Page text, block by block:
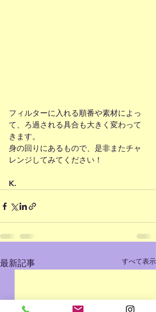
フィルターに入れる順番や素材によっ
て、ろ過される具合も大きく変わって
きます。
身の回りにあるもので、是非またチャ
レンジしてみてください！
K.
最新記事 すべて表示